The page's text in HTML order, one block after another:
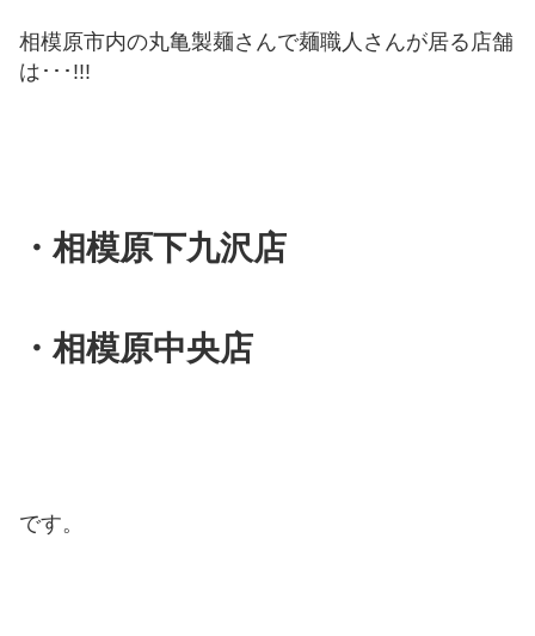
相模原市内の丸亀製麺さんで麺職人さんが居る店舗
は･･･!!!
・相模原下九沢店
・相模原中央店
です。